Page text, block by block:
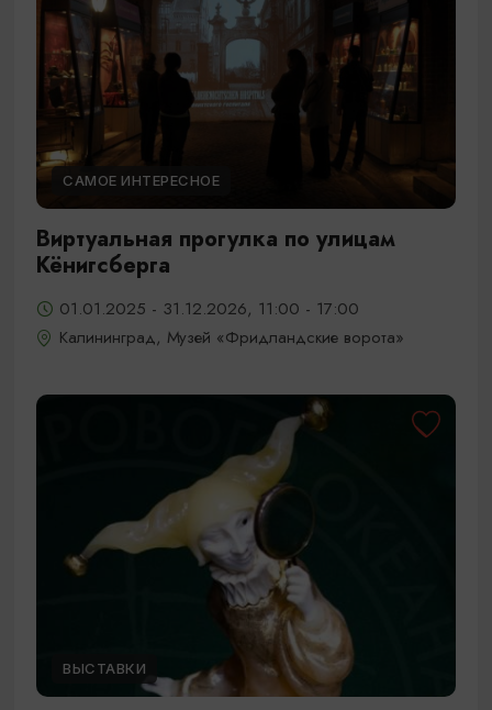
САМОЕ ИНТЕРЕСНОЕ
Виртуальная прогулка по улицам
Кёнигсберга
01.01.2025 - 31.12.2026, 11:00 - 17:00
Калининград, Музей «Фридландские ворота»
ВЫСТАВКИ